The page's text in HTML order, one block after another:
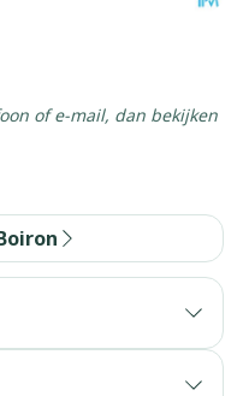
of e-mail, dan bekijken